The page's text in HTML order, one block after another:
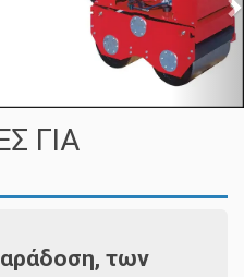
ΓΙΑ
των